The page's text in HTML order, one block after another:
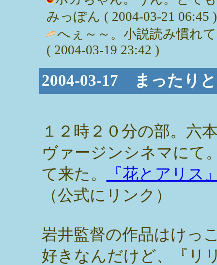
みっぽん ( 2004-03-21 06:45 )
へぇ～～。小説読み慣れ
( 2004-03-19 23:42 )
2004-03-17 まったり
１２時２０分の部。六
ヴァージンシネマにて
て来た。
『花とアリス
（公式にリンク）
岩井監督の作品はけっ
好きなんだけど、『リ